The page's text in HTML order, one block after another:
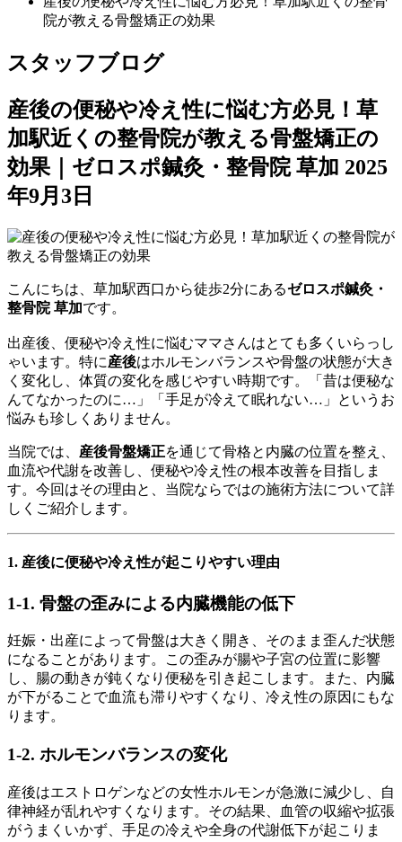
院が教える骨盤矯正の効果
スタッフブログ
産後の便秘や冷え性に悩む方必見！草
加駅近くの整骨院が教える骨盤矯正の
効果｜ゼロスポ鍼灸・整骨院 草加 2025
年9月3日
こんにちは、草加駅西口から徒歩2分にあるゼロスポ鍼灸・
整骨院 草加です。
出産後、便秘や冷え性に悩むママさんはとても多くいらっし
ゃいます。特に産後はホルモンバランスや骨盤の状態が大き
く変化し、体質の変化を感じやすい時期です。「昔は便秘な
んてなかったのに…」「手足が冷えて眠れない…」というお
悩みも珍しくありません。
当院では、 産後骨盤矯正を通じて骨格と内臓の位置を整え、
血流や代謝を改善し、便秘や冷え性の根本改善を目指しま
す。今回はその理由と、当院ならではの施術方法について詳
しくご紹介します。
1. 産後に便秘や冷え性が起こりやすい理由
1-1. 骨盤の歪みによる内臓機能の低下
妊娠・出産によって骨盤は大きく開き、そのまま歪んだ状態
になることがあります。この歪みが腸や子宮の位置に影響
し、腸の動きが鈍くなり便秘を引き起こします。また、内臓
が下がることで血流も滞りやすくなり、冷え性の原因にもな
ります。
1-2. ホルモンバランスの変化
産後はエストロゲンなどの女性ホルモンが急激に減少し、自
律神経が乱れやすくなります。その結果、血管の収縮や拡張
がうまくいかず、手足の冷えや全身の代謝低下が起こりま